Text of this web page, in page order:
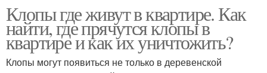
Клопы где живут в квартире. Как
найти, где прячутся клопы в
квартире и как их уничтожить?
Клопы могут появиться не только в деревенской